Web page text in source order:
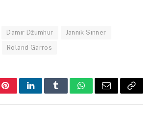
Damir Džumhur Jannik Sinner
Roland Garros
PinterestLinkedInTumblrWhatsApp
Email Copy